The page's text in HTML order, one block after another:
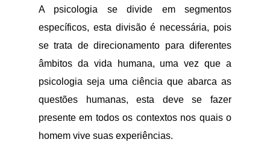
A psicologia se divide em segmentos
específicos, esta divisão é necessária, pois
se trata de direcionamento para diferentes
âmbitos da vida humana, uma vez que a
psicologia seja uma ciência que abarca as
questões humanas, esta deve se fazer
presente em todos os contextos nos quais o
homem vive suas experiências.